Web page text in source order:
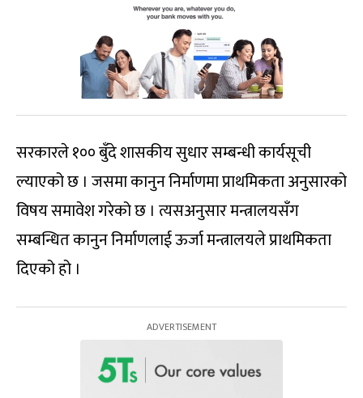
सरकारले १०० बुँदे शासकीय सुधार सम्बन्धी कार्यसूची
ल्याएको छ । जसमा कानुन निर्माणमा प्राथमिकता अनुसारको
विषय समावेश गरेको छ । त्यसअनुसार मन्त्रालयसँग
सम्बन्धित कानुन निर्माणलाई ऊर्जा मन्त्रालयले प्राथमिकता
दिएको हो ।